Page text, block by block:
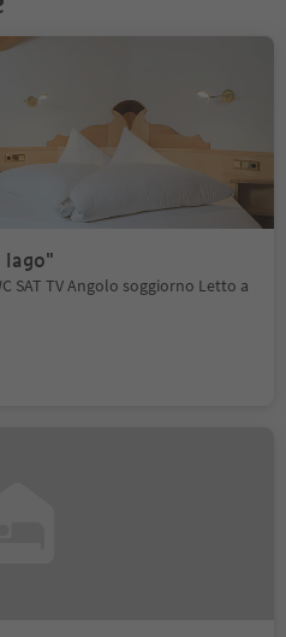
lago"
SAT TV Angolo soggiorno Letto a